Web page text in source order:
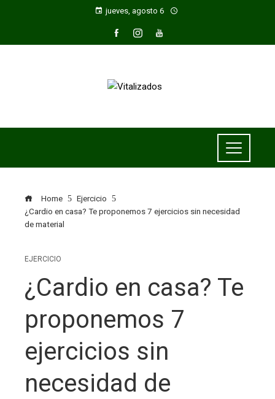
jueves, agosto 6
Home
Ejercicio
¿Cardio en casa? Te proponemos 7 ejercicios sin necesidad
de material
EJERCICIO
¿Cardio en casa? Te
proponemos 7
ejercicios sin
necesidad de